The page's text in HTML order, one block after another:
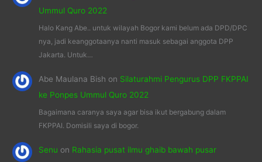
Ummul Quro 2022
Halo Kang Abe.. untuk wilayah Bogor kami belum ada DPD/DPC
nya, jadi keanggotaanya nanti masuk sebagai anggota DPP
Jakarta. Untuk…
Abe Maulana Bish on Silaturahmi Pengurus DPP FKPPAI
ke Ponpes Ummul Quro 2022
Bagaimana caranya saya agar bisa ikut bergabung dalam
FKPPAI. Domisili saya di bogor.
Senu on Rahasia pusat ilmu ghaib bawah pusar